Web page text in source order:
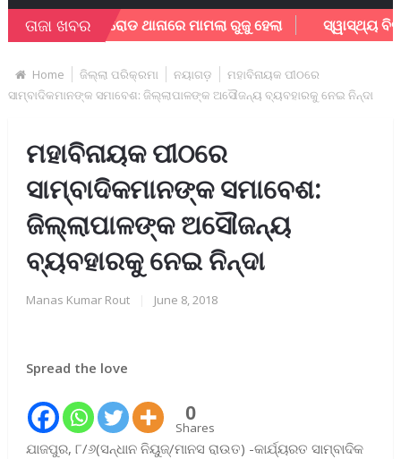
ତାଜା ଖବର
ଯାଜପୁର ରୋଡ ଥାନାରେ ମାମଲା ରୁଜୁ ହେଲା ସ୍ୱାସ୍ଥ୍ୟ ବିଭାଗ ନା
Home ଜିଲ୍ଲା ପରିକ୍ରମା ନୟାଗଡ଼
ମହାବିନାୟକ ପୀଠରେ
ସାମ୍ବାଦିକମାନଙ୍କ ସମାବେଶ: ଜିଲ୍ଲାପାଳଙ୍କ ଅସୌଜନ୍ୟ ବ୍ୟବହାରକୁ ନେଇ ନିନ୍ଦା
ମହାବିନାୟକ ପୀଠରେ
ସାମ୍ବାଦିକମାନଙ୍କ ସମାବେଶ:
ଜିଲ୍ଲାପାଳଙ୍କ ଅସୌଜନ୍ୟ
ବ୍ୟବହାରକୁ ନେଇ ନିନ୍ଦା
Manas Kumar Rout June 8, 2018
Spread the love
0
Shares
ଯାଜପୁର, ୮/୬(ସନ୍ଧାନ ନିୟୁଜ୍/ମାନସ ରାଉତ) -କାର୍ଯ୍ୟରତ ସାମ୍ବାଦିକ